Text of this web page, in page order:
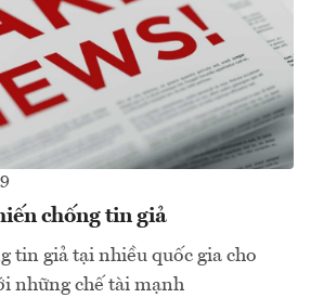
chống tin giả
tin giả tại nhiều quốc gia cho
những chế tài mạnh